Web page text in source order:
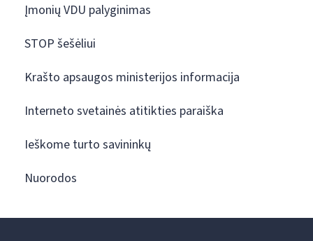
Įmonių VDU palyginimas
STOP šešėliui
Krašto apsaugos ministerijos informacija
Interneto svetainės atitikties paraiška
Ieškome turto savininkų
Nuorodos